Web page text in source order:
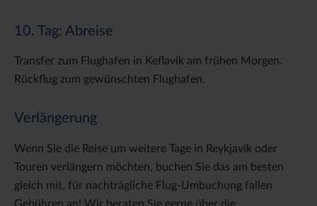
10. Tag: Abreise
Transfer zum Flughafen in Keflavík am frühen Morgen.
Rückflug zum gewünschten Flughafen.
Verlängerung
Wenn Sie die Reise um weitere Tage in Reykjavík oder
Touren verlängern möchten, buchen Sie das am besten
gleich mit, für nachträgliche Flug-Umbuchung fallen